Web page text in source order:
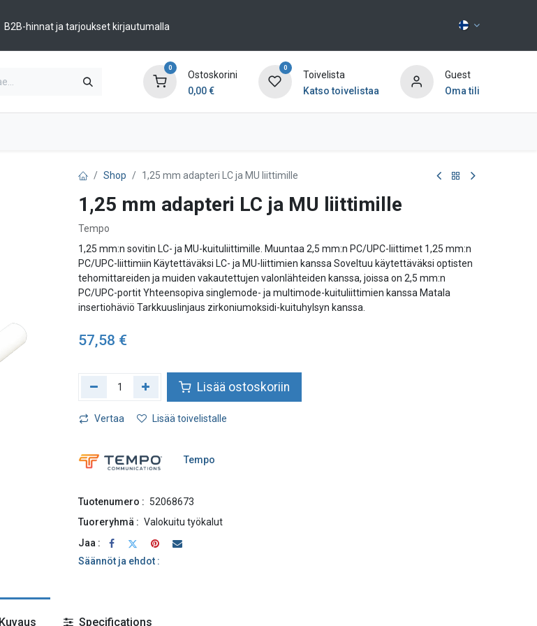
B2B-hinnat ja tarjoukset kirjautumalla
0
Ostoskorini
0,00€
0
Toivelista
Katso toivelistaa
Guest
Oma tili
Shop 1,25 mm adapteri LC ja MU liittimille
1,25 mm adapteri LC ja MU liittimille
Tempo
1,25 mm:n sovitin LC- ja MU-kuituliittimille. Muuntaa 2,5 mm:n PC/UPC-liittimet 1,25 mm:n
PC/UPC-liittimiin Käytettäväksi LC- ja MU-liittimien kanssa Soveltuu käytettäväksi optisten
tehomittareiden ja muiden vakautettujen valonlähteiden kanssa, joissa on 2,5 mm:n
PC/UPC-portit Yhteensopiva singlemode- ja multimode-kuituliittimien kanssa Matala
insertiohäviö Tarkkuuslinjaus zirkoniumoksidi-kuituhylsyn kanssa.
57,58 €
Lisää ostoskoriin
Vertaa Lisää toivelistalle
Tempo
Tuotenumero : 52068673
Tuoreryhmä : Valokuitu työkalut
Jaa :
Säännöt ja ehdot :
Kuvaus Specifications